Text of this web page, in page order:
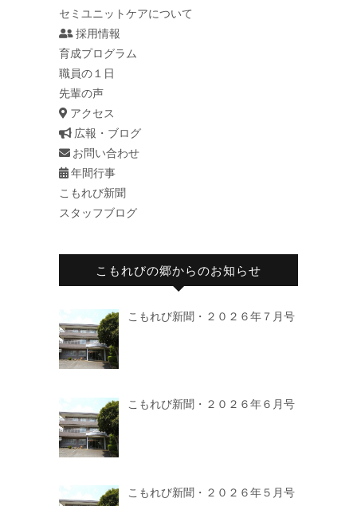
セミユニットケアについて
採用情報
育成プログラム
職員の１日
先輩の声
アクセス
広報・ブログ
お問い合わせ
年間行事
こもれび新聞
スタッフブログ
こもれびの郷からのお知らせ
こもれび新聞・２０２６年７月号
こもれび新聞・２０２６年６月号
こもれび新聞・２０２６年５月号